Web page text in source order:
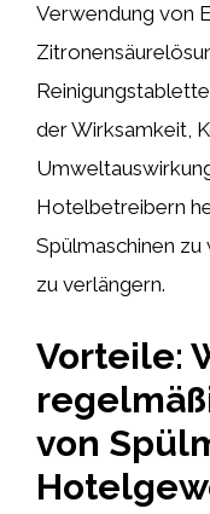
Verwendung von
der Wirksamkeit,
Hotelbetreibern
Spülmaschinen
zu verlängern.
Vorteile:
von